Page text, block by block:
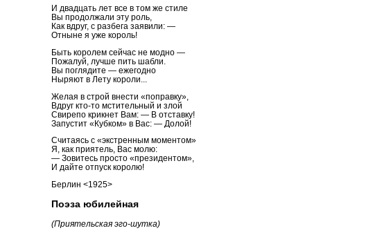
И двадцать лет все в том же стиле
Вы продолжали эту роль,
Как вдруг, с разбега заявили: —
Отныне я уже король!
Быть королем сейчас не модно —
Пожалуй, лучше пить шабли.
Вы поглядите — ежегодно
Ныряют в Лету короли...
Желая в строй внести «поправку»,
Вдруг кто-то мстительный и злой
Свирепо крикнет Вам: — В отставку!
Запустит «Кубком» в Вас: — Долой!
Считаясь с «экстренным моментом»
Я, как приятель, Вас молю:
— Зовитесь просто «президентом»,
И дайте отпуск королю!
Берлин <1925>
Поэза юбилейная
(Приятельская эго-шутка)